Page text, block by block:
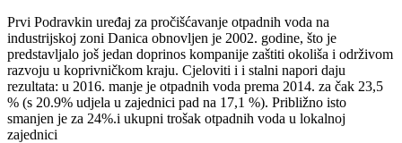
Prvi Podravkin uređaj za pročišćavanje otpadnih voda na
industrijskoj zoni Danica obnovljen je 2002. godine, što je
predstavljalo još jedan doprinos kompanije zaštiti okoliša i održivom
razvoju u koprivničkom kraju. Cjeloviti i i stalni napori daju
rezultata: u 2016. manje je otpadnih voda prema 2014. za čak 23,5
% (s 20.9% udjela u zajednici pad na 17,1 %). Približno isto
smanjen je za 24%.i ukupni trošak otpadnih voda u lokalnoj
zajednici